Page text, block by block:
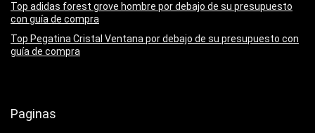
Top adidas forest grove hombre por debajo de su presupuesto
con guía de compra
Top Pegatina Cristal Ventana por debajo de su presupuesto con
guía de compra
Paginas